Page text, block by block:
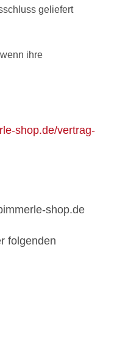
geliefert
ihre
shop.de/vertrag-
shop.de
folgenden